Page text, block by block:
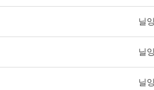
닐
닐
닐